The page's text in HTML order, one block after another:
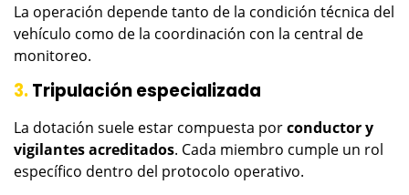
La operación depende tanto de la condición técnica del
vehículo como de la coordinación con la central de
monitoreo.
3. Tripulación especializada
La dotación suele estar compuesta porconductor y
vigilantes acreditados. Cada miembro cumple un rol
específico dentro del protocolo operativo.